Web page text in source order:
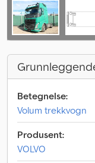
Betegnelse:
Volum trekkvogn
Produsent:
VOLVO